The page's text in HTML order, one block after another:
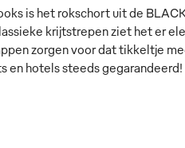
is het rokschort uit de
krijtstrepen ziet het er
zorgen voor dat tikkeltje
en hotels steeds gegarandeerd!